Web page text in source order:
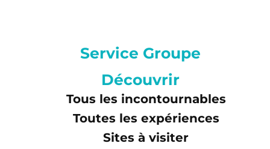
Service Groupe
Découvrir
Tous les incontournables
Toutes les expériences
Sites à visiter